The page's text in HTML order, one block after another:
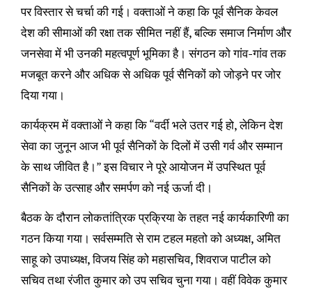
पर विस्तार से चर्चा की गई। वक्ताओं ने कहा कि पूर्व सैनिक केवल
देश की सीमाओं की रक्षा तक सीमित नहीं हैं, बल्कि समाज निर्माण और
जनसेवा में भी उनकी महत्वपूर्ण भूमिका है। संगठन को गांव-गांव तक
मजबूत करने और अधिक से अधिक पूर्व सैनिकों को जोड़ने पर जोर
दिया गया।
कार्यक्रम में वक्ताओं ने कहा कि “वर्दी भले उतर गई हो, लेकिन देश
सेवा का जुनून आज भी पूर्व सैनिकों के दिलों में उसी गर्व और सम्मान
के साथ जीवित है।” इस विचार ने पूरे आयोजन में उपस्थित पूर्व
सैनिकों के उत्साह और समर्पण को नई ऊर्जा दी।
बैठक के दौरान लोकतांत्रिक प्रक्रिया के तहत नई कार्यकारिणी का
गठन किया गया। सर्वसम्मति से राम टहल महतो को अध्यक्ष, अमित
साहू को उपाध्यक्ष, विजय सिंह को महासचिव, शिवराज पाटील को
सचिव तथा रंजीत कुमार को उप सचिव चुना गया। वहीं विवेक कुमार